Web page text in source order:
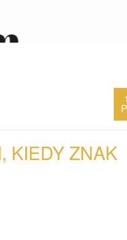
KIEDY ZNAK